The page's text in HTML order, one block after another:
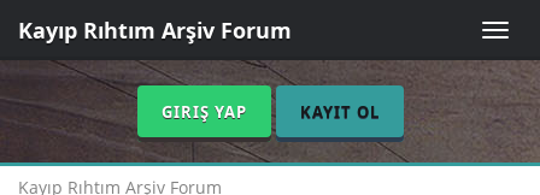
Toggle
Kayıp Rıhtım Arşiv Forum
GIRIŞ YAP KAYIT OL
Kayıp Rıhtım Arşiv Forum